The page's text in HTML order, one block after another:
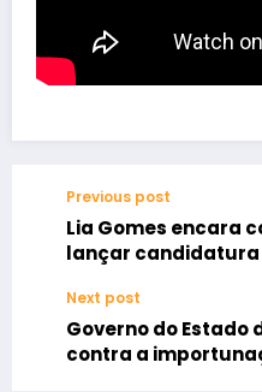
Previous post
Lia Gomes encara
lançar candidatura
Next post
Governo do
contra a